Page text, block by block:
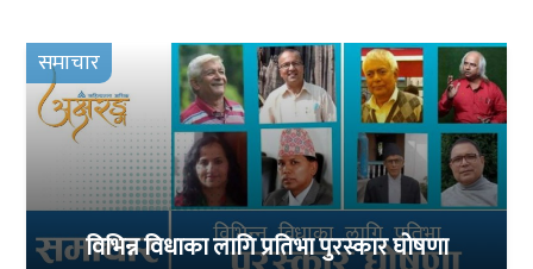
समाचार
विभिन्न विधाका लागि प्रतिभा पुरस्कार घोषणा